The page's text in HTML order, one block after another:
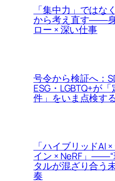
「集中力」ではな
から考え直す――
ロー × 深い仕事
号令から検証へ：
ESG・LGBTQ+が
件」をいま点検す
「ハイブリッドAI
イン × NeRF」
タルが混ざり合う
奏